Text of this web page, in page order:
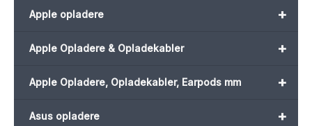
+
Apple opladere
+
Apple Opladere & Opladekabler
+
Apple Opladere, Opladekabler, Earpods mm
+
Asus opladere